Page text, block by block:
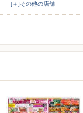
[＋]その他の店舗